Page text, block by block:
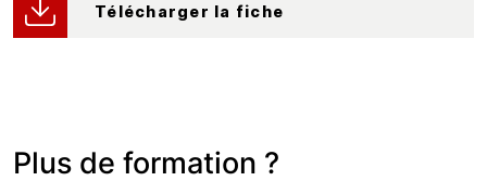
Télécharger la fiche
Plus de formation ?